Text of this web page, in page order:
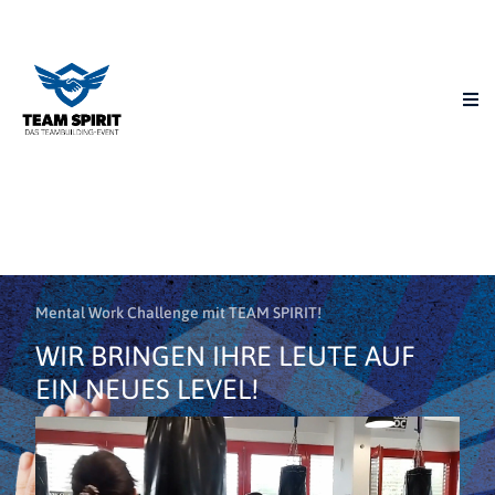
Mental Work Challenge mit TEAM SPIRIT!
WIR BRINGEN IHRELEUTEAUF
EIN NEUES LEVEL!